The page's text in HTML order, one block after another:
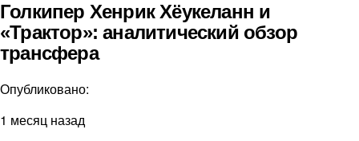
Голкипер Хенрик Хёукеланн и
«Трактор»: аналитический обзор
трансфера
Опубликовано:
1 месяц назад